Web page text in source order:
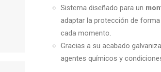
Sistema diseñado para un
adaptar la protección de
cada momento.
Gracias a su acabado
agentes químicos y